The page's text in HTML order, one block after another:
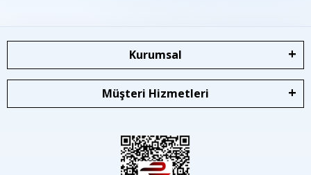
Kurumsal
Müşteri Hizmetleri